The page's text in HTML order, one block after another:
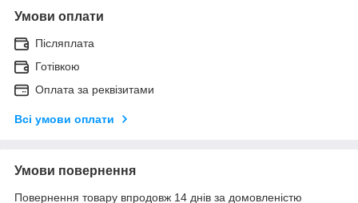
Умови оплати
Післяплата
Готівкою
Оплата за реквізитами
Всі умови оплати
Умови повернення
Повернення товару впродовж 14 днів за домовленістю